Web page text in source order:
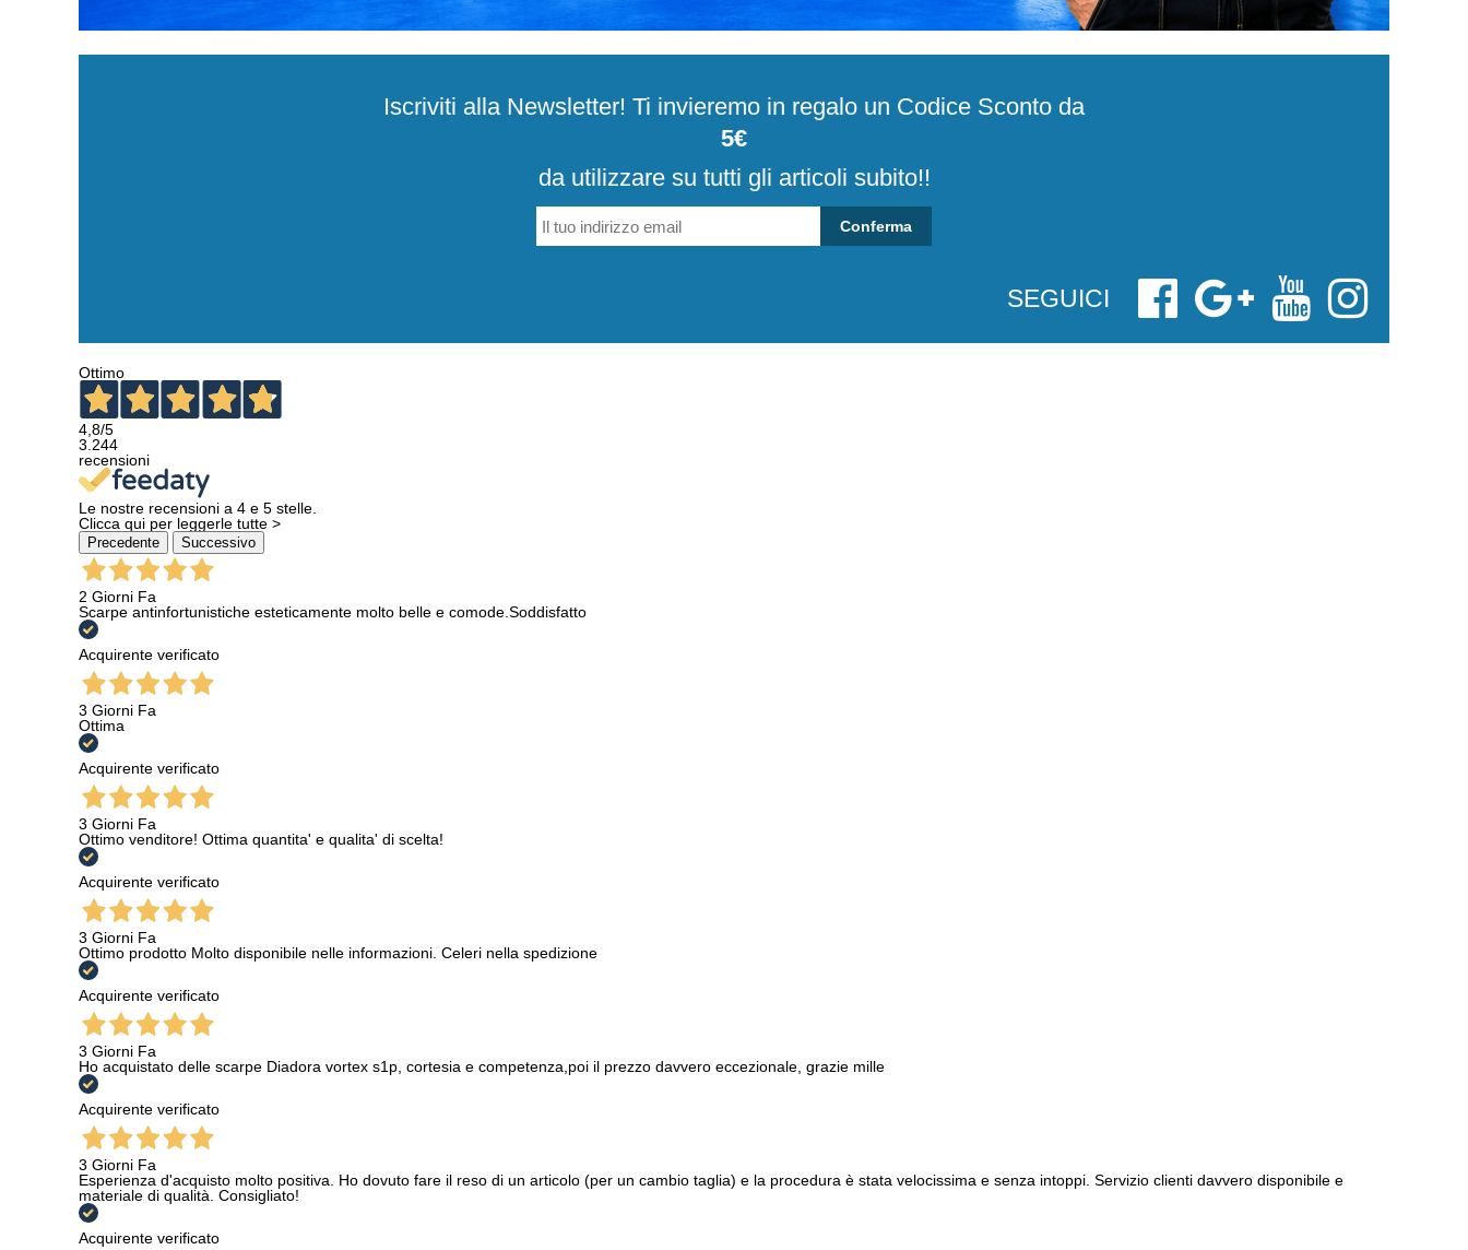
Iscriviti alla Newsletter! Ti invieremo in regalo un Codice Sconto da
5€
da utilizzare su tutti gli articoli subito!!
Conferma
SEGUICI
Ottimo
4,8/5
3.244
recensioni
Le nostre recensioni a 4 e 5 stelle.
Clicca qui per leggerle tutte >
Precedente Successivo
2 Giorni Fa
Scarpe antinfortunistiche esteticamente molto belle e comode.Soddisfatto
Acquirente verificato
3 Giorni Fa
Ottima
Acquirente verificato
3 Giorni Fa
Ottimo venditore! Ottima quantita' e qualita' di scelta!
Acquirente verificato
3 Giorni Fa
Ottimo prodotto Molto disponibile nelle informazioni. Celeri nella spedizione
Acquirente verificato
3 Giorni Fa
Ho acquistato delle scarpe Diadora vortex s1p, cortesia e competenza,poi il prezzo davvero eccezionale, grazie mille
Acquirente verificato
3 Giorni Fa
Esperienza d'acquisto molto positiva. Ho dovuto fare il reso di un articolo (per un cambio taglia) e la procedura è stata velocissima e senza intoppi. Servizio clienti davvero disponibile e
materiale di qualità. Consigliato!
Acquirente verificato